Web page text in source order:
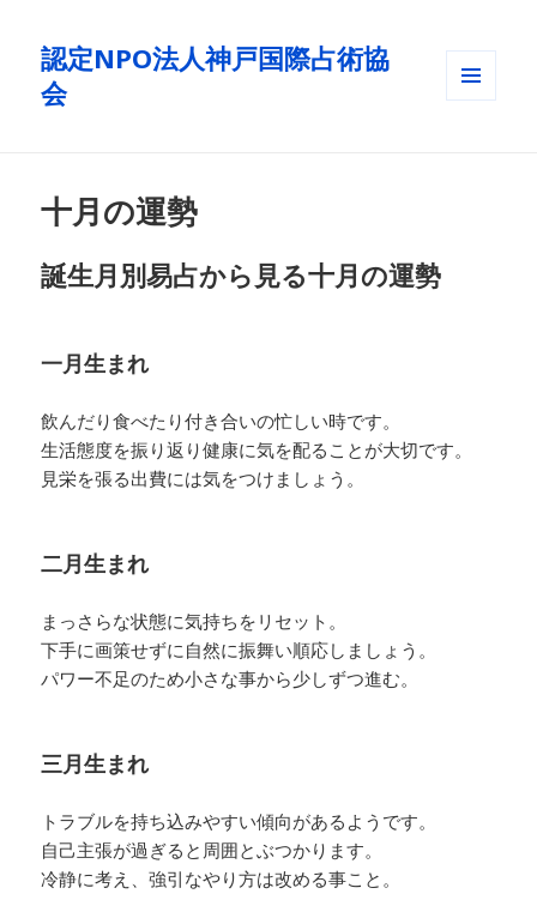
認定NPO法人神戸国際占術協
会
十月の運勢
誕生月別易占から見る十月の運勢
一月生まれ
飲んだり食べたり付き合いの忙しい時です。
生活態度を振り返り健康に気を配ることが大切です。
見栄を張る出費には気をつけましょう。
二月生まれ
まっさらな状態に気持ちをリセット。
下手に画策せずに自然に振舞い順応しましょう。
パワー不足のため小さな事から少しずつ進む。
三月生まれ
トラブルを持ち込みやすい傾向があるようです。
自己主張が過ぎると周囲とぶつかります。
冷静に考え、強引なやり方は改める事こと。